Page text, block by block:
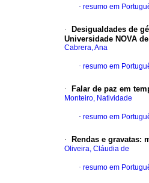
· resumo em
· Desigualdades de
Universidade NOVA
Cabrera, Ana
· resumo em
· Falar de paz em
Monteiro, Natividade
· resumo em
· Rendas e gravatas:
Oliveira, Cláudia de
· resumo em